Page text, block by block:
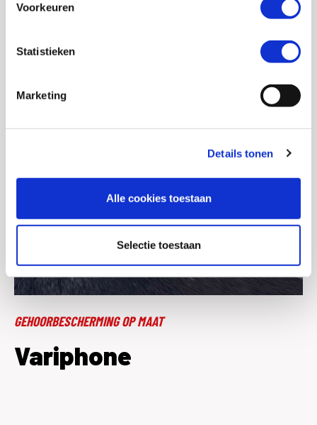
Voorkeuren
Statistieken
Marketing
Details tonen
Alle cookies toestaan
Selectie toestaan
GEHOORBESCHERMING OP MAAT
Variphone